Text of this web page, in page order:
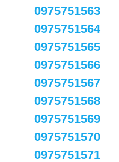
0975751563
0975751564
0975751565
0975751566
0975751567
0975751568
0975751569
0975751570
0975751571